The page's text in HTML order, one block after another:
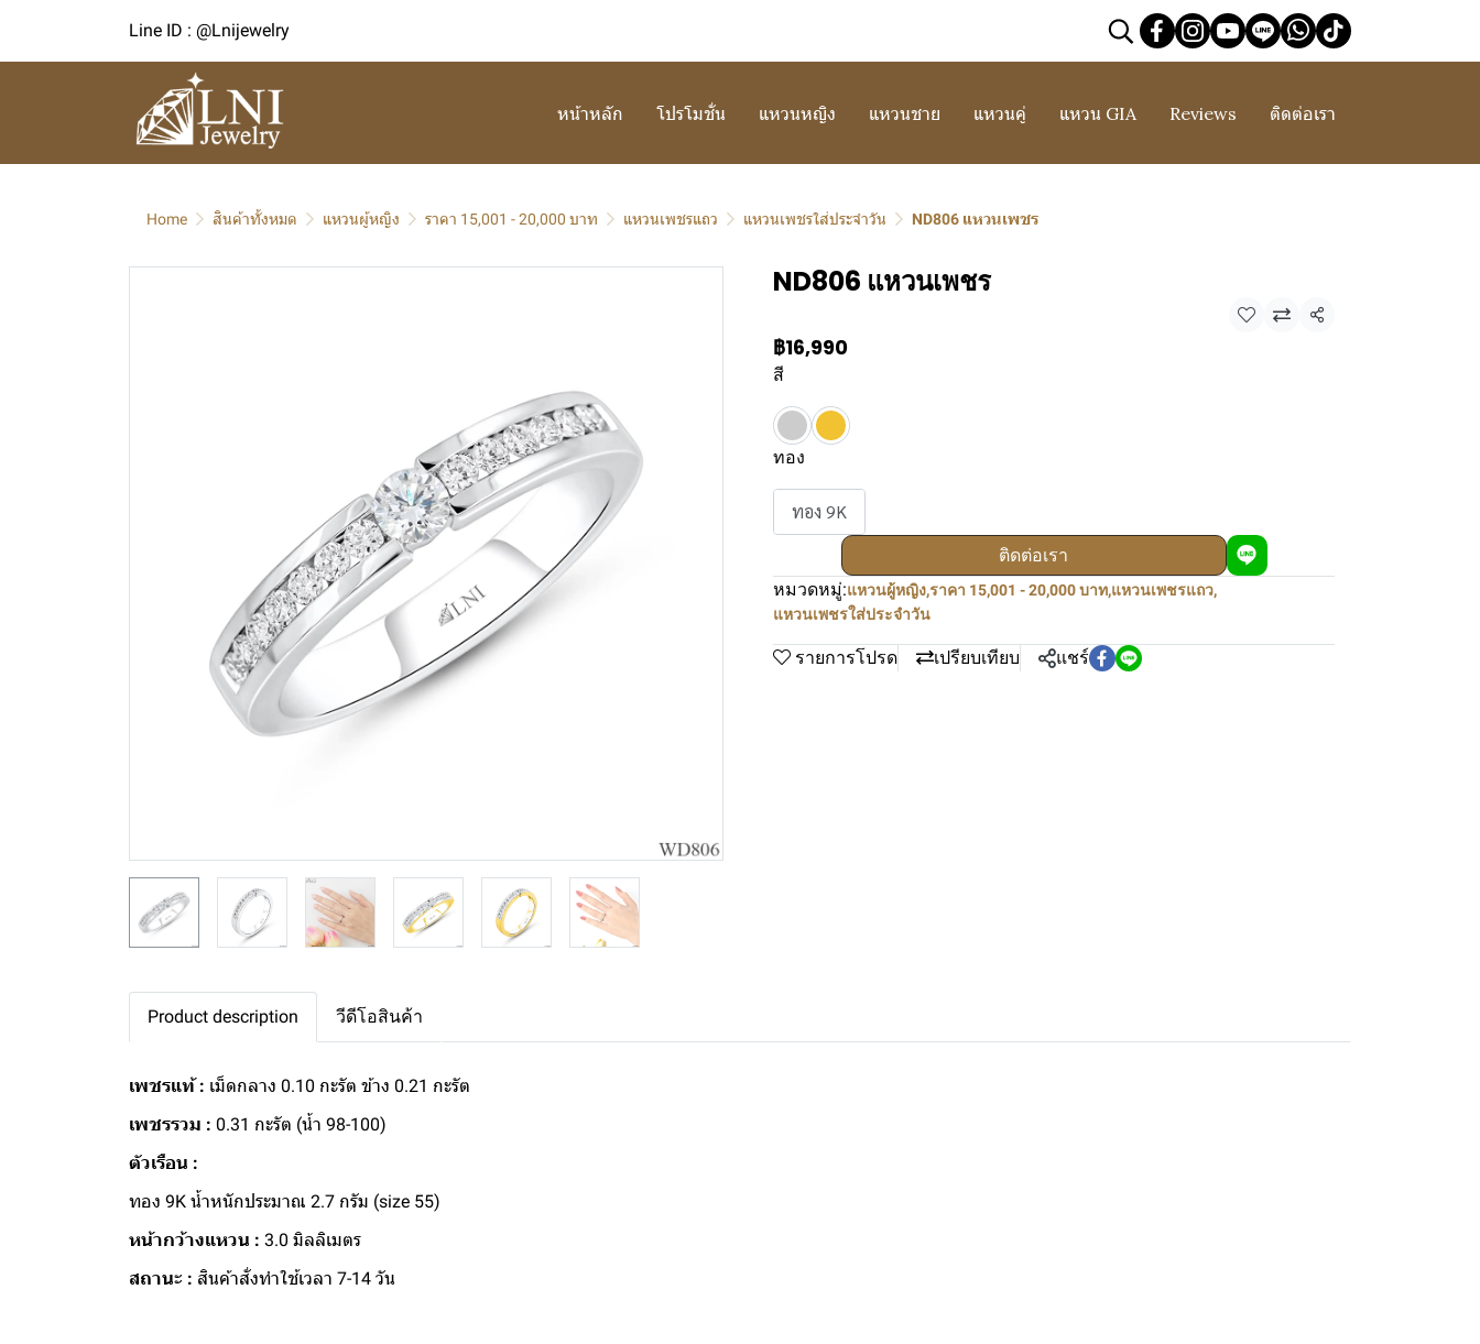
Line ID : @Lnijewelry
หน้าหลัก โปรโมชั่น แหวนหญิง แหวนชาย แหวนคู่ แหวน GIA Reviews ติดต่อเรา
Home สินค้าทั้งหมด แหวนผู้หญิง ราคา 15,001 - 20,000 บาท แหวนเพชรแถว แหวนเพชรใส่ประจำวัน ND806 แหวนเพชร
ND806 แหวนเพชร
แชร์
฿16,990
สี
ทอง
ทอง 9K
ติดต่อเรา
หมวดหมู่:แหวนผู้หญิง,ราคา 15,001 - 20,000 บาท,แหวนเพชรแถว,
แหวนเพชรใส่ประจำวัน
รายการโปรด เปรียบเทียบ แชร์
Product description วีดีโอสินค้า
เพชรแท้ : เม็ดกลาง 0.10 กะรัต ข้าง 0.21 กะรัต
เพชรรวม : 0.31 กะรัต (น้ำ 98-100)
ตัวเรือน :
ทอง 9K น้ำหนักประมาณ 2.7 กรัม (size 55)
หน้ากว้างแหวน : 3.0 มิลลิเมตร
สถานะ : สินค้าสั่งทำใช้เวลา 7-14 วัน